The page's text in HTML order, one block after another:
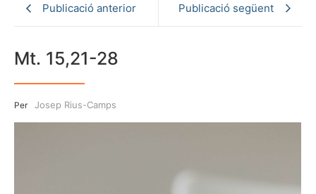
Publicació anterior Publicació següent
Mt. 15,21-28
Per Josep Rius-Camps